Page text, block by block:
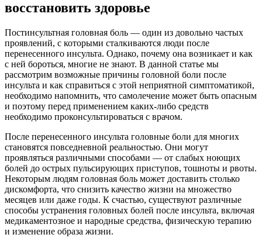
восстановить здоровье
Постинсультная головная боль — один из довольно частых
проявлений, с которыми сталкиваются люди после
перенесенного инсульта. Однако, почему она возникает и как
с ней бороться, многие не знают. В данной статье мы
рассмотрим возможные причины головной боли после
инсульта и как справиться с этой неприятной симптоматикой,
необходимо напомнить, что самолечение может быть опасным
и поэтому перед применением каких-либо средств
необходимо проконсультироваться с врачом.
После перенесенного инсульта головные боли для многих
становятся повседневной реальностью. Они могут
проявляться различными способами — от слабых ноющих
болей до острых пульсирующих приступов, тошноты и рвоты.
Некоторым людям головная боль может доставить столько
дискомфорта, что снизить качество жизни на множество
месяцев или даже годы. К счастью, существуют различные
способы устранения головных болей после инсульта, включая
медикаментозное и народные средства, физическую терапию
и изменение образа жизни.